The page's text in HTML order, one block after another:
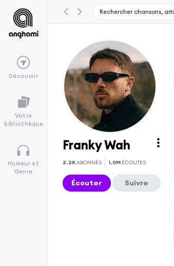
Découvrir
Votre
bibliothèque
Humeur et
Genre
Franky Wah
2.2KABONNÉS 1.0M ÉCOUTES
Écouter Suivre